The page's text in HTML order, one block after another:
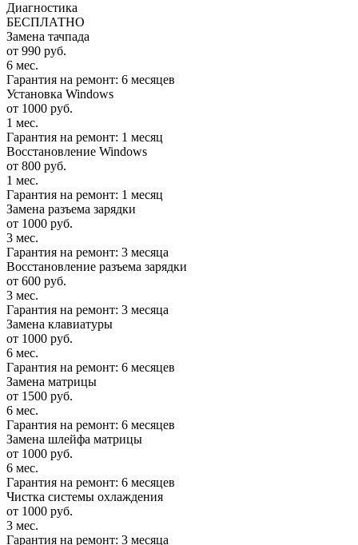
Диагностика
БЕСПЛАТНО
Замена тачпада
от 990 руб.
6 мес.
Гарантия на ремонт: 6 месяцев
Установка Windows
от 1000 руб.
1 мес.
Гарантия на ремонт: 1 месяц
Восстановление Windows
от 800 руб.
1 мес.
Гарантия на ремонт: 1 месяц
Замена разъема зарядки
от 1000 руб.
3 мес.
Гарантия на ремонт: 3 месяца
Восстановление разъема зарядки
от 600 руб.
3 мес.
Гарантия на ремонт: 3 месяца
Замена клавиатуры
от 1000 руб.
6 мес.
Гарантия на ремонт: 6 месяцев
Замена матрицы
от 1500 руб.
6 мес.
Гарантия на ремонт: 6 месяцев
Замена шлейфа матрицы
от 1000 руб.
6 мес.
Гарантия на ремонт: 6 месяцев
Чистка системы охлаждения
от 1000 руб.
3 мес.
Гарантия на ремонт: 3 месяца